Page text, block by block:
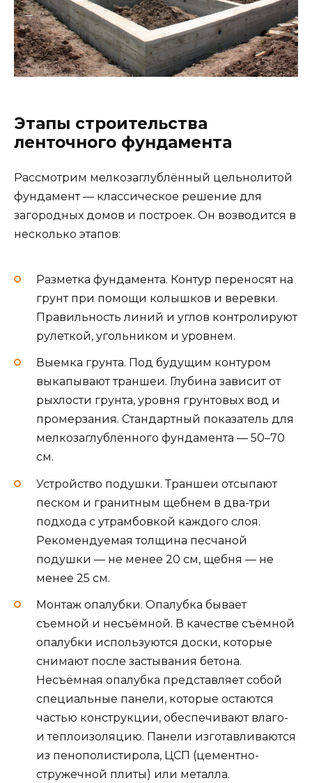
Этапы строительства
ленточного фундамента
Рассмотрим мелкозаглублённый цельнолитой
фундамент — классическое решение для
загородных домов и построек. Он возводится в
несколько этапов:
Разметка фундамента. Контур переносят на
грунт при помощи колышков и веревки.
Правильность линий и углов контролируют
рулеткой, угольником и уровнем.
Выемка грунта. Под будущим контуром
выкапывают траншеи. Глубина зависит от
рыхлости грунта, уровня грунтовых вод и
промерзания. Стандартный показатель для
мелкозаглублённого фундамента — 50–70
см.
Устройство подушки. Траншеи отсыпают
песком и гранитным щебнем в два-три
подхода с утрамбовкой каждого слоя.
Рекомендуемая толщина песчаной
подушки — не менее 20 см, щебня — не
менее 25 см.
Монтаж опалубки. Опалубка бывает
съемной и несъёмной. В качестве съёмной
опалубки используются доски, которые
снимают после застывания бетона.
Несъёмная опалубка представляет собой
специальные панели, которые остаются
частью конструкции, обеспечивают влаго-
и теплоизоляцию. Панели изготавливаются
из пенополистирола, ЦСП (цементно-
стружечной плиты) или металла.